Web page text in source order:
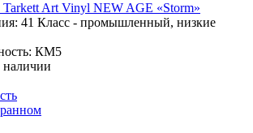
Art Vinyl NEW AGE «Storm»
41 Класс - промышленный, низкие
КМ5